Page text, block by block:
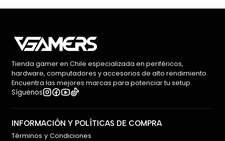
Tienda gamer en Chile especializada en periféricos,
hardware, computadores y accesorios de alto rendimiento.
Encuentra las mejores marcas para potenciar tu setup.
Síguenos
INFORMACIÓN Y POLÍTICAS DE COMPRA
Términos y Condiciones